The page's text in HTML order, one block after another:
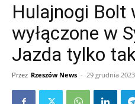
Hulajnogi Bolt
wyłączone w
Jazda tylko
Przez Rzeszów News - 29 grudnia